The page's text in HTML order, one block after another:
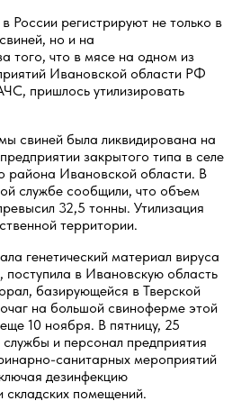
России регистрируют не только в
но и на
того, что в мясе на одном из
Ивановской области РФ
пришлось утилизировать
свиней была ликвидирована на
закрытого типа в селе
района Ивановской области. В
службе сообщили, что объем
32,5 тонны. Утилизация
территории.
генетический материал вируса
в Ивановскую область
базирующейся в Тверской
на большой свиноферме этой
10 ноября. В пятницу, 25
и персонал предприятия
санитарных мероприятий
дезинфекцию
складских помещений.